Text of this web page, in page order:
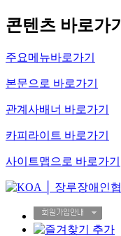
콘텐츠 바로가기
주요메뉴바로가기
본문으로 바로가기
관계사배너 바로가기
카피라이트 바로가기
사이트맵으로 바로가기